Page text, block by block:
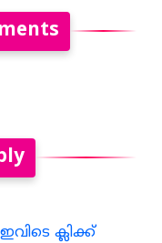
ക്ലിക്ക്